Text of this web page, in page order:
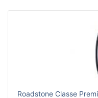
Roadstone Classe